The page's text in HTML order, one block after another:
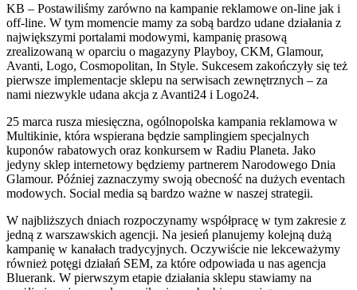
KB – Postawiliśmy zarówno na kampanie reklamowe on-line jak i
off-line. W tym momencie mamy za sobą bardzo udane działania z
największymi portalami modowymi, kampanię prasową
zrealizowaną w oparciu o magazyny Playboy, CKM, Glamour,
Avanti, Logo, Cosmopolitan, In Style. Sukcesem zakończyły się też
pierwsze implementacje sklepu na serwisach zewnętrznych – za
nami niezwykle udana akcja z Avanti24 i Logo24.
25 marca rusza miesięczna, ogólnopolska kampania reklamowa w
Multikinie, która wspierana będzie samplingiem specjalnych
kuponów rabatowych oraz konkursem w Radiu Planeta. Jako
jedyny sklep internetowy będziemy partnerem Narodowego Dnia
Glamour. Później zaznaczymy swoją obecność na dużych eventach
modowych. Social media są bardzo ważne w naszej strategii.
W najbliższych dniach rozpoczynamy współpracę w tym zakresie z
jedną z warszawskich agencji. Na jesień planujemy kolejną dużą
kampanię w kanałach tradycyjnych. Oczywiście nie lekceważymy
również potęgi działań SEM, za które odpowiada u nas agencja
Bluerank. W pierwszym etapie działania sklepu stawiamy na